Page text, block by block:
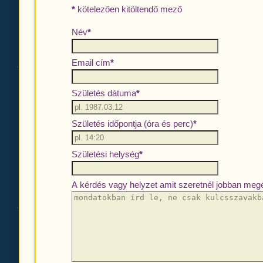
* kötelezően kitöltendő mező
Név*
Email cím*
Születés dátuma*
Születés időpontja (óra és perc)*
Születési helység*
A kérdés vagy helyzet amit szeretnél jobban